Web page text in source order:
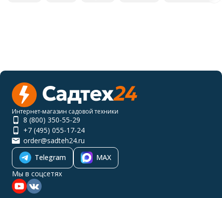
Интернет-магазин садовой техники
8 (800) 350-55-29
+7 (495) 055-17-24
order@sadteh24.ru
Telegram
MAX
Мы в соцсетях